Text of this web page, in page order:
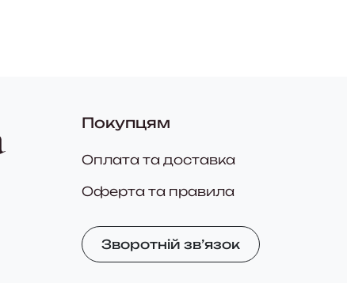
Покупцям
Оплата та доставка
Оферта та правила
Зворотній зв’язок